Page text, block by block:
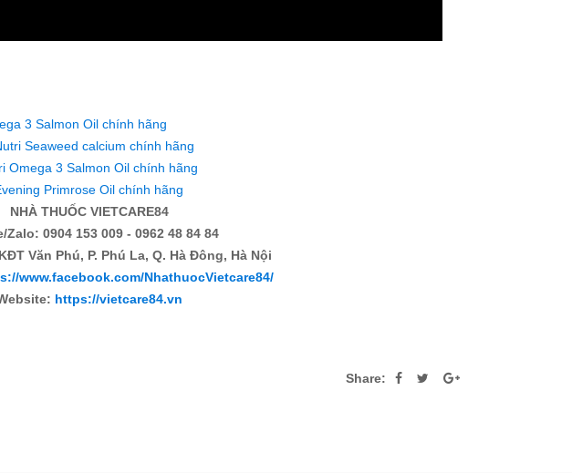
3 Salmon Oil chính hãng
Seaweed calcium chính hãng
Omega 3 Salmon Oil chính hãng
Primrose Oil chính hãng
NHÀ THUỐC VIETCARE84
Zalo: 0904 153 009 - 0962 48 84 84
Văn Phú, P. Phú La, Q. Hà Đông, Hà Nội
www.facebook.com/NhathuocVietcare84/
https://vietcare84.vn
Share: